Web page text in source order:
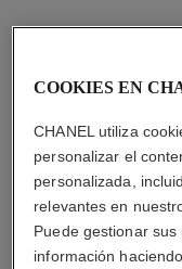
COOKIES EN
CHANEL utiliza
personalizar el
personalizada,
relevantes en
Puede gestionar
información